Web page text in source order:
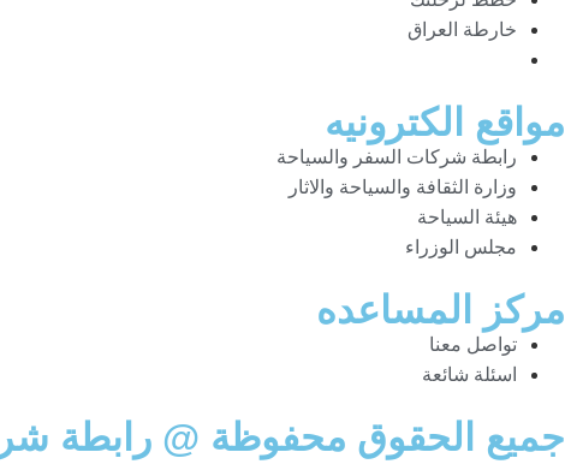
خارطة العراق
مواقع الكترونيه
رابطة شركات السفر والسياحة
وزارة الثقافة والسياحة والاثار
هيئة السياحة
مجلس الوزراء
مركز المساعده
تواصل معنا
اسئلة شائعة
جميع الحقوق محفوظة @ رابطة